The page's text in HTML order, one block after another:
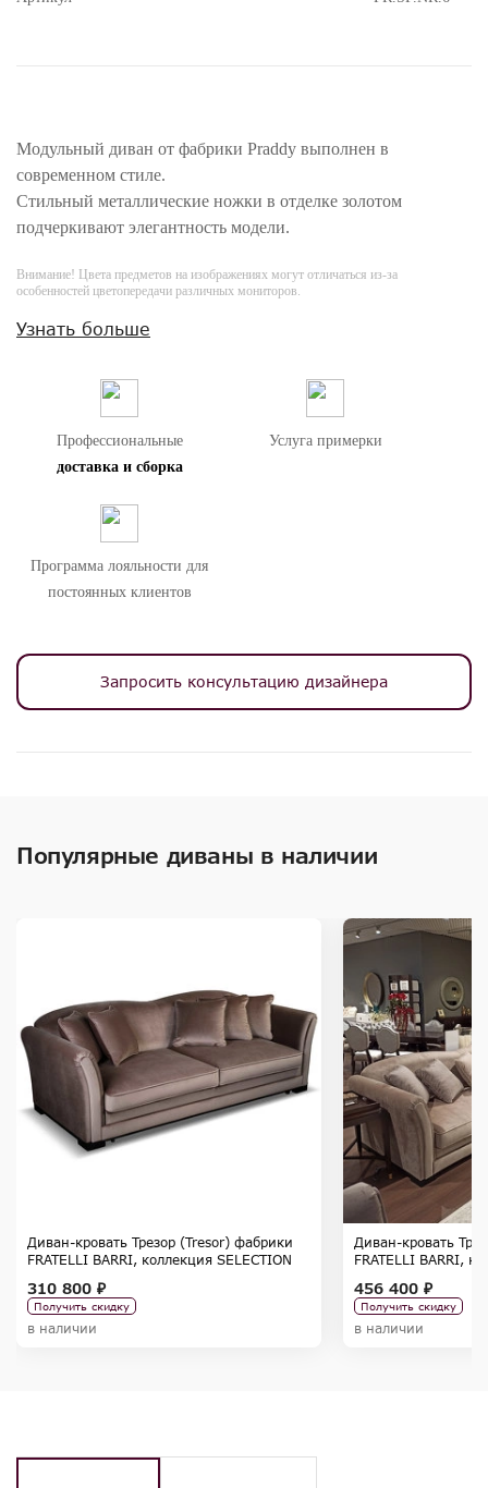
Модульный диван от фабрики Praddy выполнен в
современном стиле.
Стильный металлические ножки в отделке золотом
подчеркивают элегантность модели.
Внимание! Цвета предметов на изображениях могут отличаться из-за
особенностей цветопередачи различных мониторов.
Узнать больше
Профессиональные
доставка и сборка
Услуга примерки
Программа лояльности для
постоянных клиентов
Запросить консультацию дизайнера
Популярные диваны в наличии
Диван-кровать Трезор (Tresor) фабрики
FRATELLI BARRI, коллекция SELECTION
310 800 ₽
Получить скидку
в наличии
Диван-кровать
FRATELLI BARRI,
456 400 ₽
Получить скидку
в наличии